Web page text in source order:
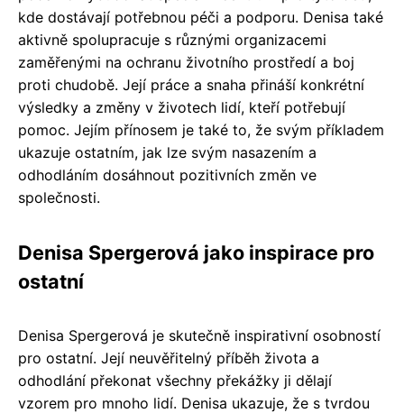
kde dostávají potřebnou péči a podporu. Denisa také
aktivně spolupracuje s různými organizacemi
zaměřenými na ochranu životního prostředí a boj
proti chudobě. Její práce a snaha přináší konkrétní
výsledky a změny v životech lidí, kteří potřebují
pomoc. Jejím přínosem je také to, že svým příkladem
ukazuje ostatním, jak lze svým nasazením a
odhodláním dosáhnout pozitivních změn ve
společnosti.
Denisa Spergerová jako inspirace pro
ostatní
Denisa Spergerová je skutečně inspirativní osobností
pro ostatní. Její neuvěřitelný příběh života a
odhodlání překonat všechny překážky ji dělají
vzorem pro mnoho lidí. Denisa ukazuje, že s tvrdou